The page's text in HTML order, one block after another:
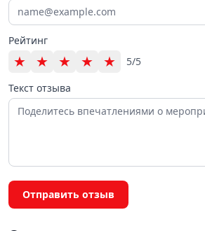
Рейтинг
★ ★ ★ ★ ★
5/5
Текст отзыва
Отправить отзыв